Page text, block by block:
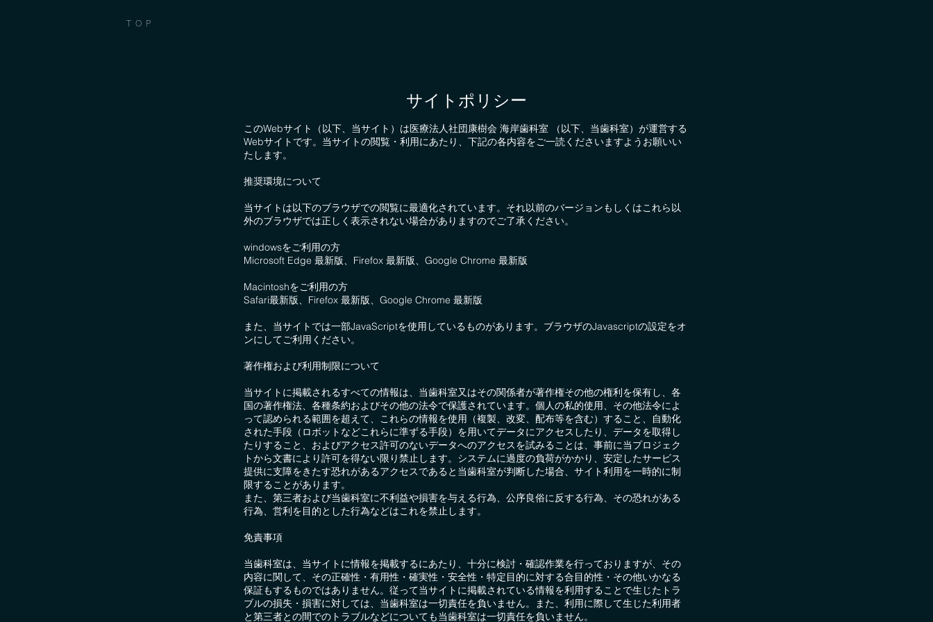
TOP
サイトポリシー
このWebサイト（以下、当サイト）は医療法人社団康樹会 海岸歯科室 （以下、当歯科室）が運営する
Webサイトです。当サイトの閲覧・利用にあたり、下記の各内容をご一読くださいますようお願いい
たします。
推奨環境について
当サイトは以下のブラウザでの閲覧に最適化されています。それ以前のバージョンもしくはこれら以
外のブラウザでは正しく表示されない場合がありますのでご了承ください。
windowsをご利用の方
Microsoft Edge 最新版、Firefox 最新版、Google Chrome 最新版
Macintoshをご利用の方
Safari最新版、Firefox 最新版、Google Chrome 最新版
また、当サイトでは一部JavaScriptを使用しているものがあります。ブラウザのJavascriptの設定をオ
ンにしてご利用ください。
著作権および利⽤制限について
当サイトに掲載されるすべての情報は、当歯科室又はその関係者が著作権その他の権利を保有し、各
国の著作権法、各種条約およびその他の法令で保護されています。個人の私的使用、その他法令によ
って認められる範囲を超えて、これらの情報を使用（複製、改変、配布等を含む）すること、自動化
された手段（ロボットなどこれらに準ずる手段）を用いてデータにアクセスしたり、データを取得し
たりすること、およびアクセス許可のないデータへのアクセスを試みることは、事前に当プロジェク
トから文書により許可を得ない限り禁止します。システムに過度の負荷がかかり、安定したサービス
提供に支障をきたす恐れがあるアクセスであると当歯科室が判断した場合、サイト利用を一時的に制
限することがあります。
また、第三者および当歯科室に不利益や損害を与える行為、公序良俗に反する行為、その恐れがある
行為、営利を目的とした行為などはこれを禁止します。
免責事項
当歯科室は、当サイトに情報を掲載するにあたり、十分に検討・確認作業を行っておりますが、その
内容に関して、その正確性・有用性・確実性・安全性・特定目的に対する合目的性・その他いかなる
保証もするものではありません。従って当サイトに掲載されている情報を利用することで生じたトラ
ブルの損失・損害に対しては、当歯科室は一切責任を負いません。また、利用に際して生じた利用者
と第三者との間でのトラブルなどについても当歯科室は一切責任を負いません。